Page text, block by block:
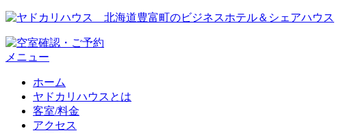
メニュー
ホーム
ヤドカリハウスとは
客室/料金
アクセス